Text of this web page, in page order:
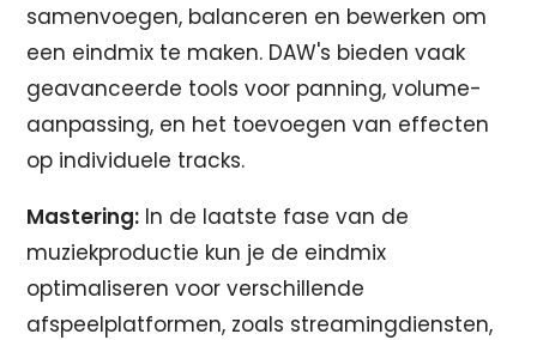
samenvoegen, balanceren en bewerken om
een eindmix te maken. DAW's bieden vaak
geavanceerde tools voor panning, volume-
aanpassing, en het toevoegen van effecten
op individuele tracks.
Mastering: In de laatste fase van de
muziekproductie kun je de eindmix
optimaliseren voor verschillende
afspeelplatformen, zoals streamingdiensten,